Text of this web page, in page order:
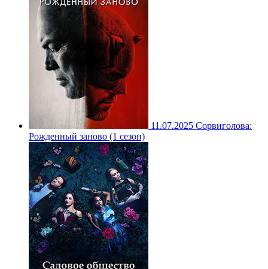
11.07.2025 Сорвиголова:
Рожденный заново (1 сезон)